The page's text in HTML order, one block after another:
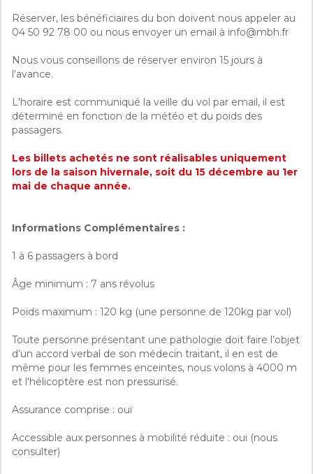
Réserver, les bénéficiaires du bon doivent nous appeler au
04 50 92 78 00 ou nous envoyer un email à info@mbh.fr
Nous vous conseillons de réserver environ 15 jours à
l'avance.
L'horaire est communiqué la veille du vol par email, il est
déterminé en fonction de la météo et du poids des
passagers.
Les billets achetés ne sont réalisables uniquement
lors de la saison hivernale, soit du 15 décembre au 1er
mai de chaque année.
Informations Complémentaires :
1 à 6 passagers à bord
Âge minimum : 7 ans révolus
Poids maximum : 120 kg (une personne de 120kg par vol)
Toute personne présentant une pathologie doit faire l’objet
d’un accord verbal de son médecin traitant, il en est de
même pour les femmes enceintes, nous volons à 4000 m
et l'hélicoptère est non pressurisé.
Assurance comprise : oui
Accessible aux personnes à mobilité réduite : oui (nous
consulter)